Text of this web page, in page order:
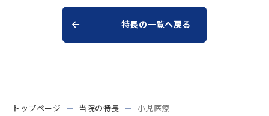
特長の一覧へ戻る
トップページ 当院の特長 小児医療